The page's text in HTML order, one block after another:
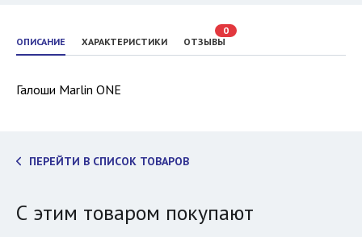
ОПИСАНИЕ ХАРАКТЕРИСТИКИ ОТЗЫВЫ
0
Галоши Marlin ONE
ПЕРЕЙТИ В СПИСОК ТОВАРОВ
С этим товаром покупают